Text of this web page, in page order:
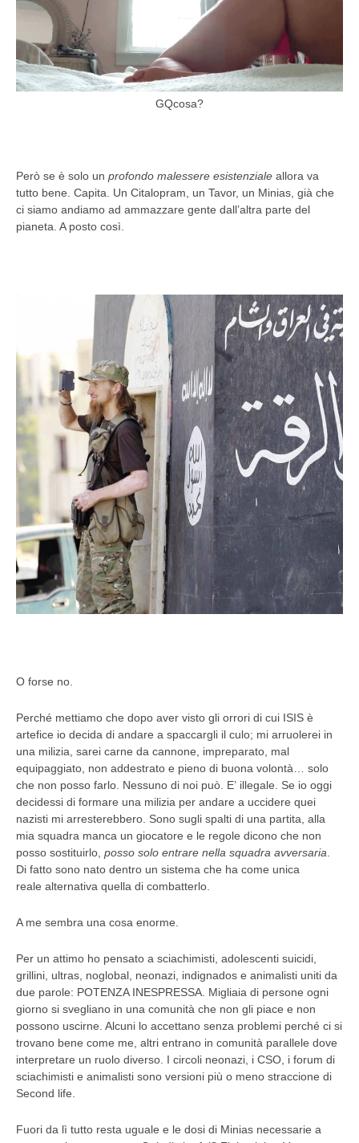
GQcosa?
Però se è solo un profondo malessere esistenziale allora va
tutto bene. Capita. Un Citalopram, un Tavor, un Minias, già che
ci siamo andiamo ad ammazzare gente dall’altra parte del
pianeta. A posto così.
O forse no.
Perché mettiamo che dopo aver visto gli orrori di cui ISIS è
artefice io decida di andare a spaccargli il culo; mi arruolerei in
una milizia, sarei carne da cannone, impreparato, mal
equipaggiato, non addestrato e pieno di buona volontà… solo
che non posso farlo. Nessuno di noi può. E’ illegale. Se io oggi
decidessi di formare una milizia per andare a uccidere quei
nazisti mi arresterebbero. Sono sugli spalti di una partita, alla
mia squadra manca un giocatore e le regole dicono che non
posso sostituirlo, posso solo entrare nella squadra avversaria
Di fatto sono nato dentro un sistema che ha come unica
reale alternativa quella di combatterlo.
A me sembra una cosa enorme.
Per un attimo ho pensato a sciachimisti, adolescenti suicidi,
grillini, ultras, noglobal, neonazi, indignados e animalisti uniti da
due parole: POTENZA INESPRESSA. Migliaia di persone ogni
giorno si svegliano in una comunità che non gli piace e non
possono uscirne. Alcuni lo accettano senza problemi perché ci si
trovano bene come me, altri entrano in comunità parallele dove
interpretare un ruolo diverso. I circoli neonazi, i CSO, i forum di
sciachimisti e animalisti sono versioni più o meno straccione di
Second life.
Fuori da lì tutto resta uguale e le dosi di Minias necessarie a